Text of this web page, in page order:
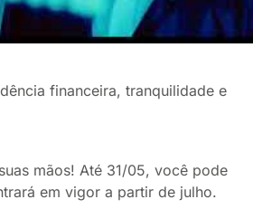
financeira, tranquilidade e
mãos! Até 31/05, você pode
em vigor a partir de julho.